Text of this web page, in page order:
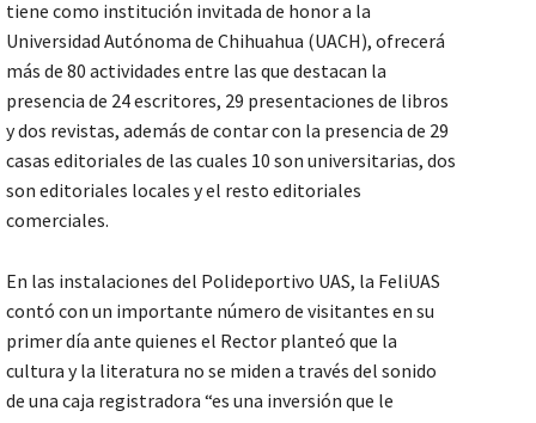
tiene como institución invitada de honor a la
Universidad Autónoma de Chihuahua (UACH), ofrecerá
más de 80 actividades entre las que destacan la
presencia de 24 escritores, 29 presentaciones de libros
y dos revistas, además de contar con la presencia de 29
casas editoriales de las cuales 10 son universitarias, dos
son editoriales locales y el resto editoriales
comerciales.
En las instalaciones del Polideportivo UAS, la FeliUAS
contó con un importante número de visitantes en su
primer día ante quienes el Rector planteó que la
cultura y la literatura no se miden a través del sonido
de una caja registradora “es una inversión que le